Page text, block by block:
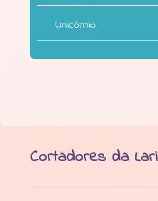
Unicórnio
Cortadores da Lari